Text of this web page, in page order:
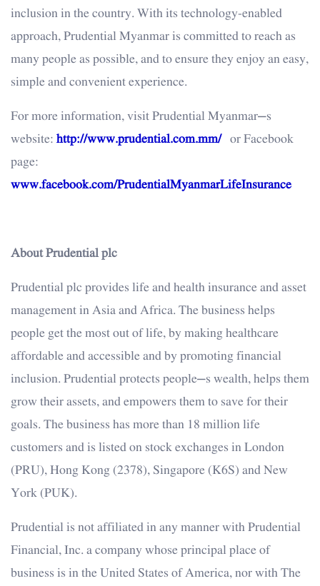
inclusion in the country. With its technology-enabled
approach, Prudential Myanmar is committed to reach as
many people as possible, and to ensure they enjoy an easy,
simple and convenient experience.
For more information, visit Prudential Myanmar’s
website: http://www.prudential.com.mm/ or Facebook
page:
www.facebook.com/PrudentialMyanmarLifeInsurance
About Prudential plc
Prudential plc provides life and health insurance and asset
management in Asia and Africa. The business helps
people get the most out of life, by making healthcare
affordable and accessible and by promoting financial
inclusion. Prudential protects people’s wealth, helps them
grow their assets, and empowers them to save for their
goals. The business has more than 18 million life
customers and is listed on stock exchanges in London
(PRU), Hong Kong (2378), Singapore (K6S) and New
York (PUK).
Prudential is not affiliated in any manner with Prudential
Financial, Inc. a company whose principal place of
business is in the United States of America, nor with The